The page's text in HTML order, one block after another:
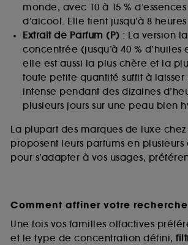
monde, avec 10 à 15 %
d’alcool. Elle tient jusqu’à 8
Extrait de Parfum (P) : La version
concentrée (jusqu’à 40 % d’huiles
elle est aussi la plus chère et la
toute petite quantité suffit à laisser
intense pendant des dizaines
plusieurs jours sur une peau bien
La plupart des marques de luxe
proposent leurs parfums en
pour s’adapter à vos usages,
Comment affiner votre
Une fois vos familles olfactives
et le type de concentration défini,